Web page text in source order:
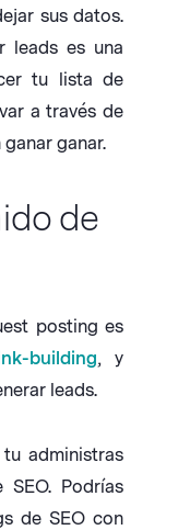
sus datos.
leads es una
tu lista de
a través de
ganar.
de
posting es
building, y
leads.
administras
Podrías
de SEO con